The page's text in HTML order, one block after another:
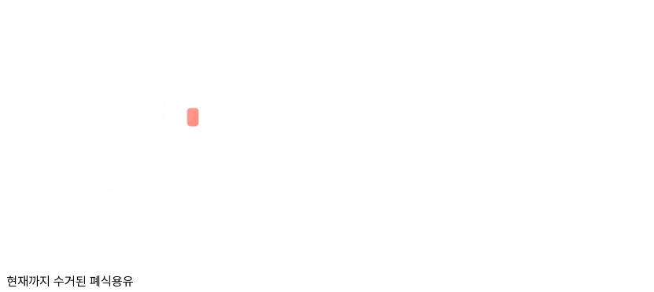
현재까지 수거된 폐식용유